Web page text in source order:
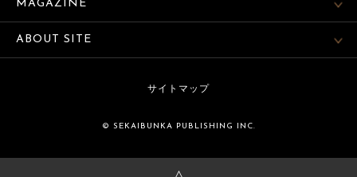
MAGAZINE
ABOUT SITE
サイトマップ
© SEKAIBUNKA PUBLISHING INC.